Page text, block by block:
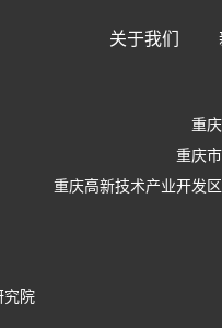
究院
关于我们
重
重庆
重庆高新技术产业开发